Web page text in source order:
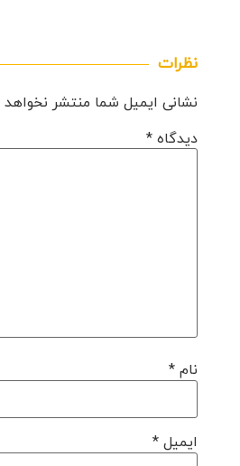
نظرات
نشانی ایمیل شما منتشر
دیدگاه *
نام *
ایمیل *